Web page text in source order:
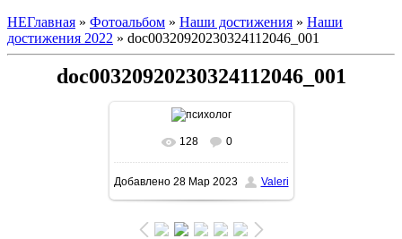
НЕГлавная » Фотоальбом » Наши достижения » Наши
достижения 2022 » doc00320920230324112046_001
doc00320920230324112046_001
В реальном размере
1131x1600/ 490.1Kb
128 0
Добавлено28 Мар 2023 Valeri